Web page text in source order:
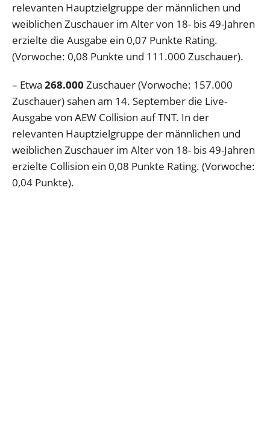
relevanten Hauptzielgruppe der männlichen und
weiblichen Zuschauer im Alter von 18- bis 49-Jahren
erzielte die Ausgabe ein 0,07 Punkte Rating.
(Vorwoche: 0,08 Punkte und 111.000 Zuschauer).
– Etwa 268.000 Zuschauer (Vorwoche: 157.000
Zuschauer) sahen am 14. September die Live-
Ausgabe von AEW Collision auf TNT. In der
relevanten Hauptzielgruppe der männlichen und
weiblichen Zuschauer im Alter von 18- bis 49-Jahren
erzielte Collision ein 0,08 Punkte Rating. (Vorwoche:
0,04 Punkte).